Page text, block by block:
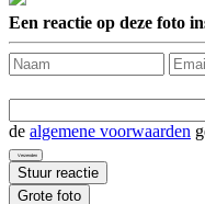
Een reactie op deze foto
de algemene voorwaarden